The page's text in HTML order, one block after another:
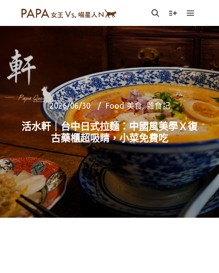
SearchMore info
Main
2026/06/30 Food 美食,雜食記
活水軒｜台中日式拉麵：中國風美學Ｘ復
古藥櫃超吸睛，小菜免費吃